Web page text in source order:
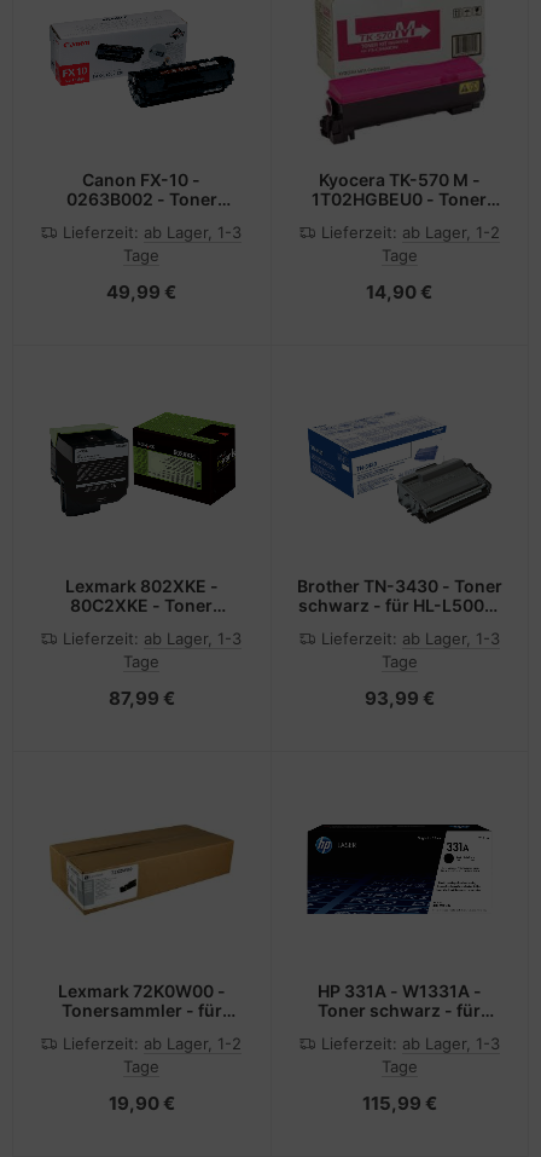
Canon FX-10 -
0263B002 - Toner
FAX-L140 L160 MF4018
MF4270 MF4320
MF4350 MF4370
Lieferzeit: ab Lager, 1-3
Tage
49,99 €
Kyocera TK-570 M -
1T02HGBEU0 - Toner
P7035cdn,
P7035cdn/KL3; FS-
Lieferzeit: ab Lager, 1-2
Tage
14,90 €
Lexmark 802XKE -
80C2XKE - Toner
CX510dhe, CX510dthe
Lieferzeit: ab Lager, 1-3
Tage
87,99 €
Brother TN-3430 - Toner
schwarz - für HL-L5000,
L6450, MFC-L5700,
L5750, L6800, L6900,
Lieferzeit: ab Lager, 1-3
Tage
93,99 €
Lexmark 72K0W00 -
Tonersammler - für
CX825, CX827, CX860,
XC6152, XC6153,
Lieferzeit: ab Lager, 1-2
Tage
19,90 €
HP 331A - W1331A -
Toner schwarz - für
432fdn
Lieferzeit: ab Lager, 1-3
Tage
115,99 €